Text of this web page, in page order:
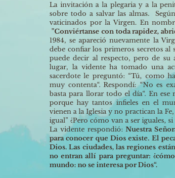
La invitación a la plegaria y a la
sobre todo a salvar las almas.
vaticinados por la Virgen. En
”Conviértanse con toda rapidez,
1984, se apareció nuevamente la
debe confiar los primeros secretos al
puede decir al respecto, pero de su
lugar, la vidente ha tomado una
sacerdote le preguntó: “Tú, como
muy contenta“. Respondí: “No es
basta para llorar todo el día“. En
porque hay tantos infieles en el
vienen a la Iglesia y no practican la
igual” ¿Pero cómo van a ser iguales,
La vidente respondió:Nuestra
para conocer que Dios existe. El
Dios. Las ciudades, las regiones
no entran allí para preguntar:
mundo: no se interesa por Dios“.